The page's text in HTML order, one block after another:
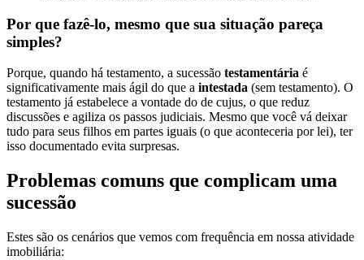
Por que fazê-lo, mesmo que sua situação pareça
simples?
Porque, quando há testamento, a sucessão testamentária é
significativamente mais ágil do que a intestada (sem testamento). O
testamento já estabelece a vontade do de cujus, o que reduz
discussões e agiliza os passos judiciais. Mesmo que você vá deixar
tudo para seus filhos em partes iguais (o que aconteceria por lei), ter
isso documentado evita surpresas.
Problemas comuns que complicam uma
sucessão
Estes são os cenários que vemos com frequência em nossa atividade
imobiliária: